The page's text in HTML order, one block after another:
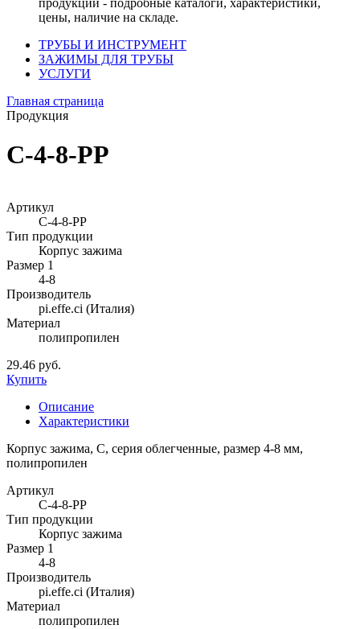
продукции - подробные каталоги, характеристики,
цены, наличие на складе.
ТРУБЫ И ИНСТРУМЕНТ
ЗАЖИМЫ ДЛЯ ТРУБЫ
УСЛУГИ
Главная страница
Продукция
C-4-8-PP
Артикул
C-4-8-PP
Тип продукции
Корпус зажима
Размер 1
4-8
Производитель
pi.effe.ci (Италия)
Материал
полипропилен
29.46 руб.
Купить
Описание
Характеристики
Корпус зажима, С, серия облегченные, размер 4-8 мм,
полипропилен
Артикул
C-4-8-PP
Тип продукции
Корпус зажима
Размер 1
4-8
Производитель
pi.effe.ci (Италия)
Материал
полипропилен